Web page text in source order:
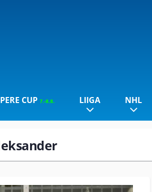
CUP 7.-8.8. LIIGA NHL